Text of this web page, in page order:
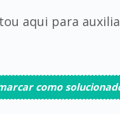
aqui para
como